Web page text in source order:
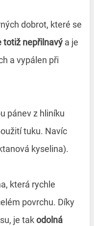
dobrot, které se
totiž nepřilnavýa je
a vypálen při
pánev z hliníku
tuku. Navíc
kyselina).
která rychle
povrchu. Díky
je takodolná